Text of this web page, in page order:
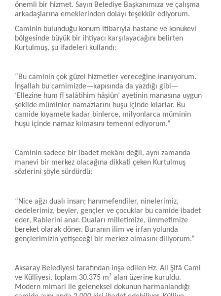
önemli bir hizmet. Sayın Belediye Başkanımıza ve çalışma
arkadaşlarına emeklerinden dolayı teşekkür ediyorum.
Caminin bulunduğu konum itibarıyla hastane ve konukevi
bölgesinde büyük bir ihtiyacı karşılayacağını belirten
Kurtulmuş, şu ifadeleri kullandı:
“Bu caminin çok güzel hizmetler vereceğine inanıyorum.
İnşallah bu camimizde—kapısında da yazdığı gibi—
‘Ellezîne hum fî salâtihim hâşiûn’ ayetinin manasına uygun
şekilde müminler namazlarını huşu içinde kılarlar. Bu
camide kıyamete kadar binlerce, milyonlarca müminin
huşu içinde namaz kılmasını temenni ediyorum.”
Caminin sadece bir ibadet mekânı değil, aynı zamanda
manevi bir merkez olacağına dikkati çeken Kurtulmuş
sözlerini şöyle sürdürdü:
“Nice ağzı dualı insan; hanımefendiler, ninelerimiz,
dedelerimiz, beyler, gençler ve çocuklar bu camide ibadet
eder, Rablerini anar. Duaları milletimize, ümmetimize
bereket olarak döner. Buranın ilim ve irfan yolunda
gençlerimizin yetişeceği bir merkez olmasını diliyorum.”
Aksaray Belediyesi tarafından inşa edilen Hz. Ali Şifâ Cami
ve Külliyesi, toplam 30.375 m² alan üzerine kuruldu.
Modern mimari ile geleneksel dokunun harmanlandığı